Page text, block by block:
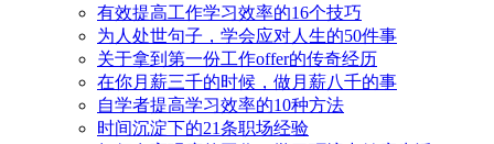
有效提高工作学习效率的16个技巧
为人处世句子，学会应对人生的50件事
关于拿到第一份工作offer的传奇经历
在你月薪三千的时候，做月薪八千的事
自学者提高学习效率的10种方法
时间沉淀下的21条职场经验